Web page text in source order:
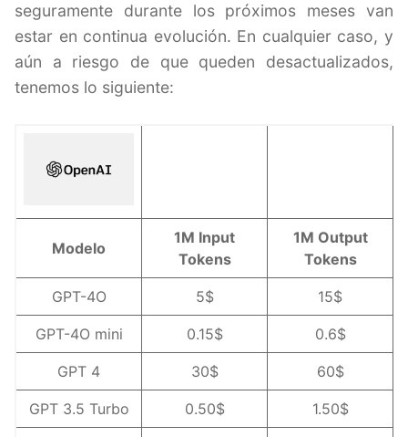
seguramente durante los próximos meses van
estar en continua evolución. En cualquier caso, y
aún a riesgo de que queden desactualizados,
tenemos lo siguiente:
Modelo
1M Input
Tokens
1M Output
Tokens
GPT-4O 5$ 15$
GPT-4O mini 0.15$ 0.6$
GPT 4 30$ 60$
GPT 3.5 Turbo 0.50$ 1.50$